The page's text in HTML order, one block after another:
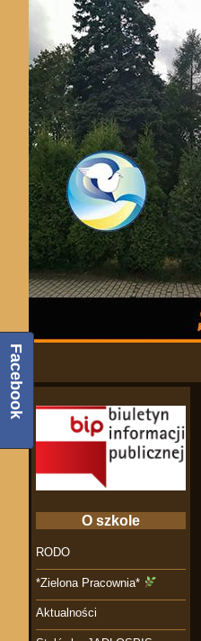
O szkole
RODO
*Zielona Pracownia*
Aktualności
Facebook